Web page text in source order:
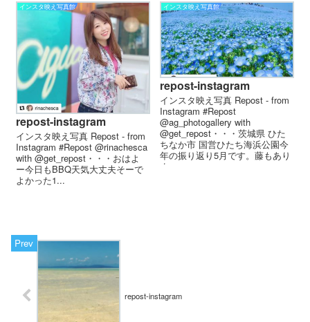
インスタ映え写真館
repost-instagram
インスタ映え写真 Repost - from
Instagram #Repost @rinachesca
with @get_repost・・・おはよ
ー 今日もBBQ 天気大丈夫そーで
よかった️️ 1...
インスタ映え写真館
repost-instagram
インスタ映え写真 Repost - from
Instagram #Repost
@ag_photogallery with
@get_repost・・・茨城県 ひた
ちなか市 国営ひたち海浜公園︎今
年の振り返り5月です。藤もあり
ま...
repost-instagram